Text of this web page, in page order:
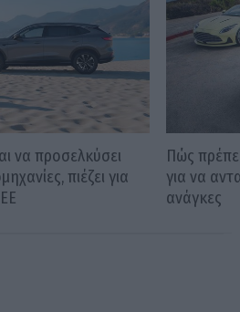
να προσελκύσει
πιέζει για
Πώς
για να
ανάγκες